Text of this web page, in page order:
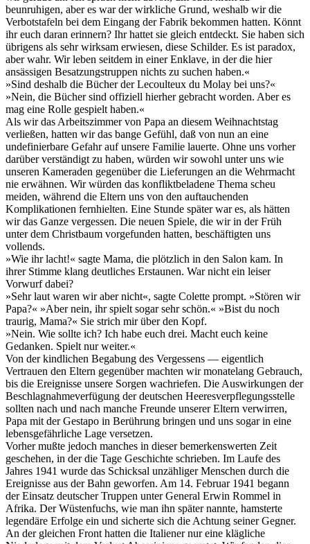
beunruhigen, aber es war der wirkliche Grund, weshalb wir die
Verbotstafeln bei dem Eingang der Fabrik bekommen hatten. Könnt
ihr euch daran erinnern? Ihr hattet sie gleich entdeckt. Sie haben sich
übrigens als sehr wirksam erwiesen, diese Schilder. Es ist paradox,
aber wahr. Wir leben seitdem in einer Enklave, in der die hier
ansässigen Besatzungstruppen nichts zu suchen haben.«
»Sind deshalb die Bücher der Lecoulteux du Molay bei uns?«
»Nein, die Bücher sind offiziell hierher gebracht worden. Aber es
mag eine Rolle gespielt haben.«
Als wir das Arbeitszimmer von Papa an diesem Weihnachtstag
verließen, hatten wir das bange Gefühl, daß von nun an eine
undefinierbare Gefahr auf unsere Familie lauerte. Ohne uns vorher
darüber verständigt zu haben, würden wir sowohl unter uns wie
unseren Kameraden gegenüber die Lieferungen an die Wehrmacht
nie erwähnen. Wir würden das konfliktbeladene Thema scheu
meiden, während die Eltern uns von den auftauchenden
Komplikationen fernhielten. Eine Stunde später war es, als hätten
wir das Ganze vergessen. Die neuen Spiele, die wir in der Früh
unter dem Christbaum vorgefunden hatten, beschäftigten uns
vollends.
»Wie ihr lacht!« sagte Mama, die plötzlich in den Salon kam. In
ihrer Stimme klang deutliches Erstaunen. War nicht ein leiser
Vorwurf dabei?
»Sehr laut waren wir aber nicht«, sagte Colette prompt. »Stören wir
Papa?« »Aber nein, ihr spielt sogar sehr schön.« »Bist du noch
traurig, Mama?« Sie strich mir über den Kopf.
»Nein. Wie sollte ich? Ich habe euch drei. Macht euch keine
Gedanken. Spielt nur weiter.«
Von der kindlichen Begabung des Vergessens — eigentlich
Vertrauen den Eltern gegenüber machten wir monatelang Gebrauch,
bis die Ereignisse unsere Sorgen wachriefen. Die Auswirkungen der
Beschlagnahmeverfügung der deutschen Heeresverpflegungsstelle
sollten nach und nach manche Freunde unserer Eltern verwirren,
Papa mit der Gestapo in Berührung bringen und uns sogar in eine
lebensgefährliche Lage versetzen.
Vorher mußte jedoch manches in dieser bemerkenswerten Zeit
geschehen, in der die Tage Geschichte schrieben. Im Laufe des
Jahres 1941 wurde das Schicksal unzähliger Menschen durch die
Ereignisse aus der Bahn geworfen. Am 14. Februar 1941 begann
der Einsatz deutscher Truppen unter General Erwin Rommel in
Afrika. Der Wüstenfuchs, wie man ihn später nannte, hamsterte
legendäre Erfolge ein und sicherte sich die Achtung seiner Gegner.
An der gleichen Front hatten die Italiener nur eine klägliche